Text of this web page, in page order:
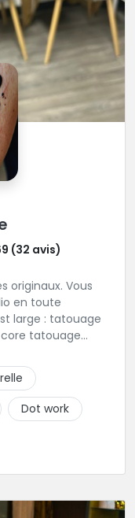
(32 avis)
originaux. Vous
en toute
large : tatouage
tatouage
Dot work